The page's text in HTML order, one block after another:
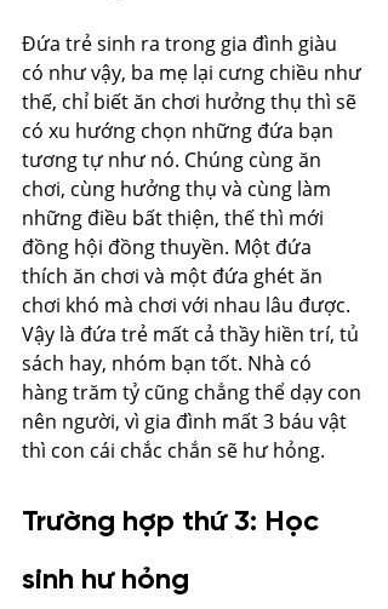
Đứa trẻ sinh ra trong gia đình giàu
có như vậy, ba mẹ lại cưng chiều như
thế, chỉ biết ăn chơi hưởng thụ thì sẽ
có xu hướng chọn những đứa bạn
tương tự như nó. Chúng cùng ăn
chơi, cùng hưởng thụ và cùng làm
những điều bất thiện, thế thì mới
đồng hội đồng thuyền. Một đứa
thích ăn chơi và một đứa ghét ăn
chơi khó mà chơi với nhau lâu được.
Vậy là đứa trẻ mất cả thầy hiền trí, tủ
sách hay, nhóm bạn tốt. Nhà có
hàng trăm tỷ cũng chẳng thể dạy con
nên người, vì gia đình mất 3 báu vật
thì con cái chắc chắn sẽ hư hỏng.
Trường hợp thứ 3: Học
sinh hư hỏng